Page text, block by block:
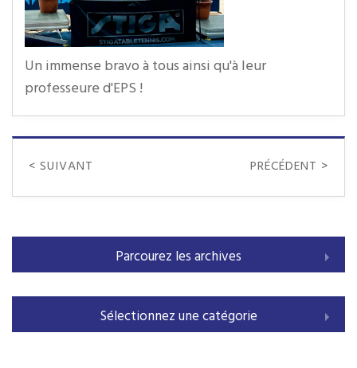
Un immense bravo à tous ainsi qu'à leur
professeure d'EPS !
< SUIVANT PRÉCÉDENT >
Parcourez les archives
Sélectionnez une catégorie